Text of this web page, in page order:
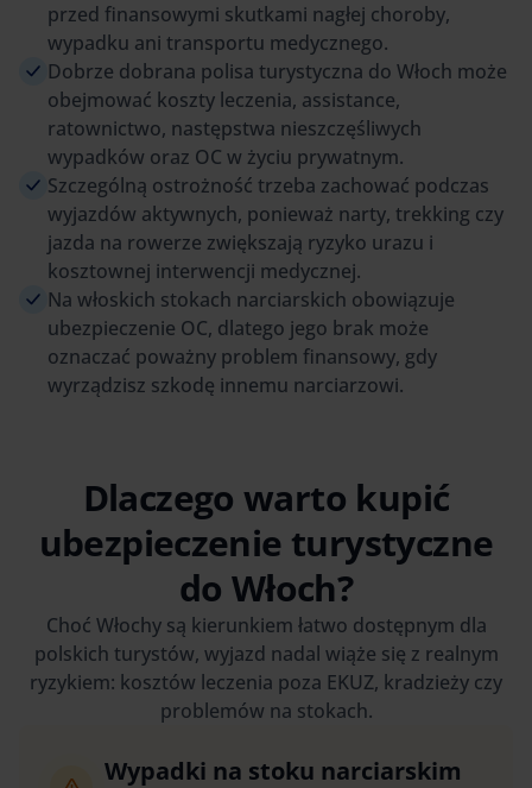
przed finansowymi skutkami nagłej choroby,
wypadku ani transportu medycznego.
Dobrze dobrana polisa turystyczna do Włoch może
obejmować koszty leczenia, assistance,
ratownictwo, następstwa nieszczęśliwych
wypadków oraz OC w życiu prywatnym.
Szczególną ostrożność trzeba zachować podczas
wyjazdów aktywnych, ponieważ narty, trekking czy
jazda na rowerze zwiększają ryzyko urazu i
kosztownej interwencji medycznej.
Na włoskich stokach narciarskich obowiązuje
ubezpieczenie OC, dlatego jego brak może
oznaczać poważny problem finansowy, gdy
wyrządzisz szkodę innemu narciarzowi.
Dlaczego warto kupić
ubezpieczenie turystyczne
do Włoch?
Choć Włochy są kierunkiem łatwo dostępnym dla
polskich turystów, wyjazd nadal wiąże się z realnym
ryzykiem: kosztów leczenia poza EKUZ, kradzieży czy
problemów na stokach.
Wypadki na stoku narciarskim